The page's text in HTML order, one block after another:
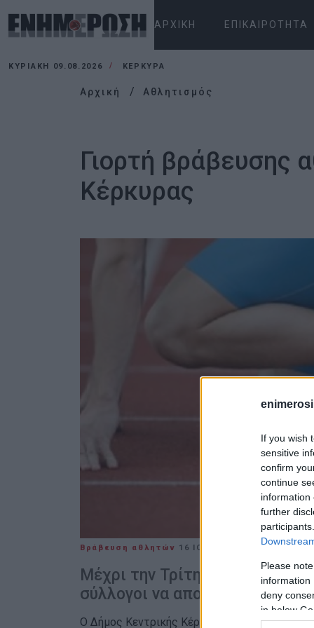
If you wish
sensitive
confirm
continue
information
further
Please
information
deny
in below
ΑΡΧΙΚΉ ΕΠΙΚΑΙΡΌΤΗΤΑ
ΚΥΡΙΑΚΉ 09.08.2026 ΚΕΡΚΥΡΑ
Αρχική Αθλητισμός
Γιορτή βράβευσης
Κέρκυρας
Βράβευση αθλητών 16 ΙΟΥΝΊΟΥ 2022
Μέχρι την Τρίτη 21 Ιουνίου,
σύλλογοι να αποστείλουν
Ο Δήμος Κεντρικής Κέρκυρας και